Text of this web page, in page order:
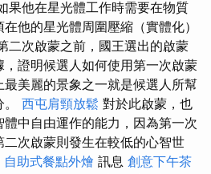
果他在星光體工作時需要在物質
他的星光體周圍壓縮（實體化）
二次啟蒙之前，國王選出的啟蒙
證明候選人如何使用第一次啟蒙
美麗的景象之一就是候選人所幫
西屯肩頸放鬆 對於此啟蒙，也
中自由運作的能力，因為第一次
次啟蒙則發生在較低的心智世
自助式餐點外燴 訊息 創意下午茶